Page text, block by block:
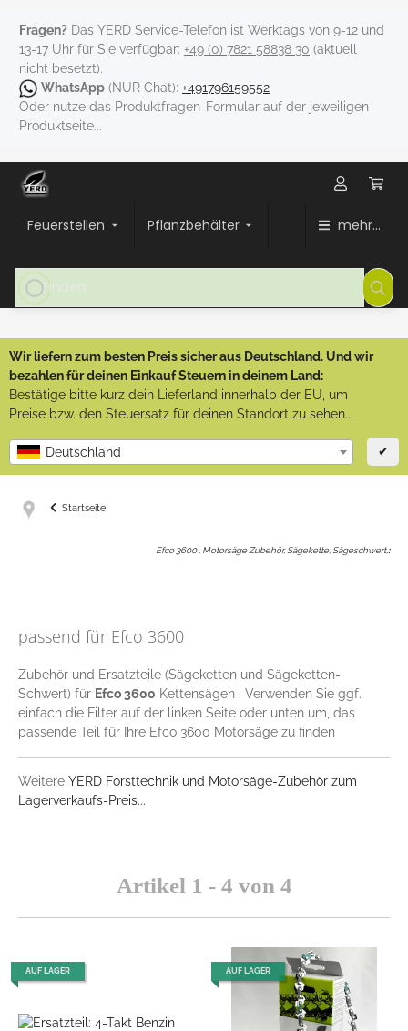
Fragen? Das YERD Service-Telefon ist Werktags von 9-12 und
13-17 Uhr für Sie verfügbar: +49 (0) 7821 58838 30 (aktuell
nicht besetzt).
WhatsApp (NUR Chat): +491796159552
Oder nutze das Produktfragen-Formular auf der jeweiligen
Produktseite...
Feuerstellen Pflanzbehälter mehr...
Wir liefern zum besten Preis sicher aus Deutschland. Und wir
bezahlen für deinen Einkauf Steuern in deinem Land:
Bestätige bitte kurz dein Lieferland innerhalb der EU, um
Preise bzw. den Steuersatz für deinen Standort zu sehen...
Deutschland ✔
Startseite
Efco 3600 , Motorsäge Zubehör, Sägekette, Sägeschwert,:
passend für Efco 3600
Zubehör und Ersatzteile (Sägeketten und Sägeketten-
Schwert) für Efco 3600 Kettensägen . Verwenden Sie ggf.
einfach die Filter auf der linken Seite oder unten um, das
passende Teil für Ihre Efco 3600 Motorsäge zu finden
Weitere YERD Forsttechnik und Motorsäge-Zubehör zum
Lagerverkaufs-Preis...
Artikel 1 - 4 von 4
AUF LAGER AUF LAGER